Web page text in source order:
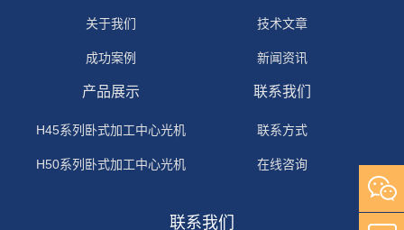
关于我们
成功案例
技术文章
新闻资讯
产品展示
H45系列卧式加工中心光机
H50系列卧式加工中心光机
联系我们
联系方式
在线咨询
联系我们